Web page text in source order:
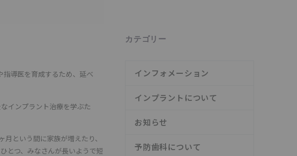
導医を育成するため、延べ
インプラント治療を学ぶた
という間に家族が増えたり、
とつ、みなさんが長いようで短
カテゴリー
インフォメーション
インプラントについて
お知らせ
予防歯科について